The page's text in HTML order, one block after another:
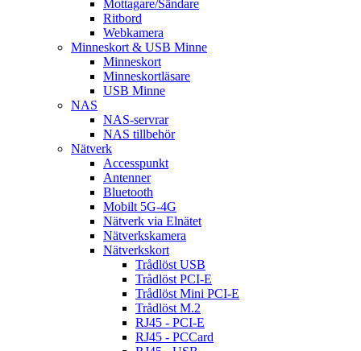
Mottagare/Sändare
Ritbord
Webkamera
Minneskort & USB Minne
Minneskort
Minneskortläsare
USB Minne
NAS
NAS-servrar
NAS tillbehör
Nätverk
Accesspunkt
Antenner
Bluetooth
Mobilt 5G-4G
Nätverk via Elnätet
Nätverkskamera
Nätverkskort
Trådlöst USB
Trådlöst PCI-E
Trådlöst Mini PCI-E
Trådlöst M.2
RJ45 - PCI-E
RJ45 - PCCard